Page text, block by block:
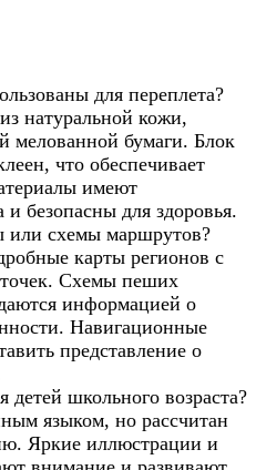
для переплета?
натуральной кожи,
мелованной бумаги. Блок
что обеспечивает
имеют
и безопасны для здоровья.
или схемы маршрутов?
карты регионов с
Схемы пеших
информацией о
Навигационные
представление о
детей школьного возраста?
языком, но рассчитан
Яркие иллюстрации и